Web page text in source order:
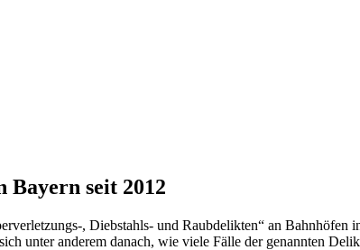
seit 2012
, Diebstahls- und Raubdelikten“ an
unter anderem danach, wie viele Fälle der genannten